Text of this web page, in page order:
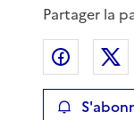
Partager la